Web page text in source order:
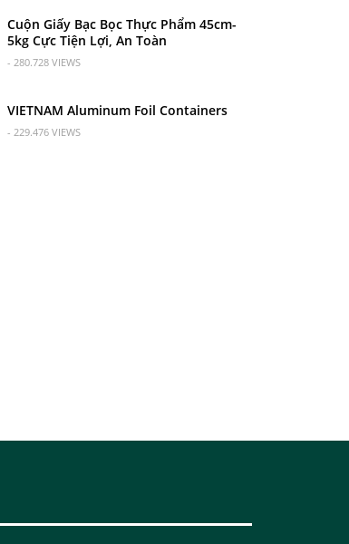
Cuộn Giấy Bạc Bọc Thực Phẩm 45cm-
5kg Cực Tiện Lợi, An Toàn
- 280.728 VIEWS
VIETNAM Aluminum Foil Containers
- 229.476 VIEWS